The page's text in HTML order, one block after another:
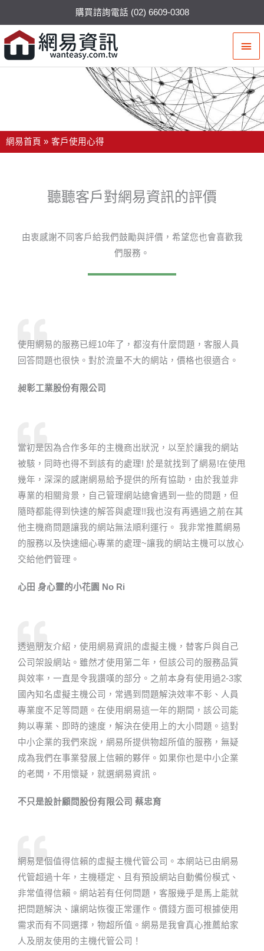
購買諮詢電話 (02) 6609-0308
主
要
選
單
網易首頁 客戶使用心得
聽聽客戶對網易資訊的評價
由衷感謝不同客戶給我們鼓勵與評價，希望您也會喜歡我
們服務。
使用網易的服務已經10年了，都沒有什麼問題，客服人員
回答問題也很快。對於流量不大的網站，價格也很適合。
昶彰工業股份有限公司​
當初是因為合作多年的主機商出狀況，以至於讓我的網站
被駭，同時也得不到該有的處理! 於是就找到了網易!在使甩
幾年，深深的感謝網易給予提供的所有協助，由於我並非
專業的相關背景，自己管理網站總會遇到一些的問題，但
隨時都能得到快速的解答與處理!!我也沒有再遇過之前在其
他主機商問題讓我的網站無法順利運行。 我非常推薦網易
的服務以及快速細心專業的處理~讓我的網站主機可以放心
交給他們管理。
心田 身心靈的小花園 No Ri​
透過朋友介紹，使用網易資訊的虛擬主機，替客戶與自己
公司架設網站。雖然才使用第二年，但該公司的服務品質
與效率，一直是令我讚嘆的部分。之前本身有使用過2-3家
國內知名虛擬主機公司，常遇到問題解決效率不彰、人員
專業度不足等問題。在使用網易這一年的期間，該公司能
夠以專業、即時的速度，解決在使用上的大小問題。這對
中小企業的我們來說，網易所提供物超所值的服務，無疑
成為我們在事業發展上信賴的夥伴。如果你也是中小企業
的老闆，不用懷疑，就選網易資訊。
不只是設計顧問股份有限公司 蔡忠育
網易是個值得信賴的虛擬主機代管公司。本網站已由網易
代管超過十年，主機穩定、且有預設網站自動備份模式、
非常值得信賴。網站若有任何問題，客服幾乎是馬上能就
把問題解決、讓網站恢復正常運作。價錢方面可根據使用
需求而有不同選擇，物超所值。網易是我會真心推薦給家
人及朋友使用的主機代管公司！